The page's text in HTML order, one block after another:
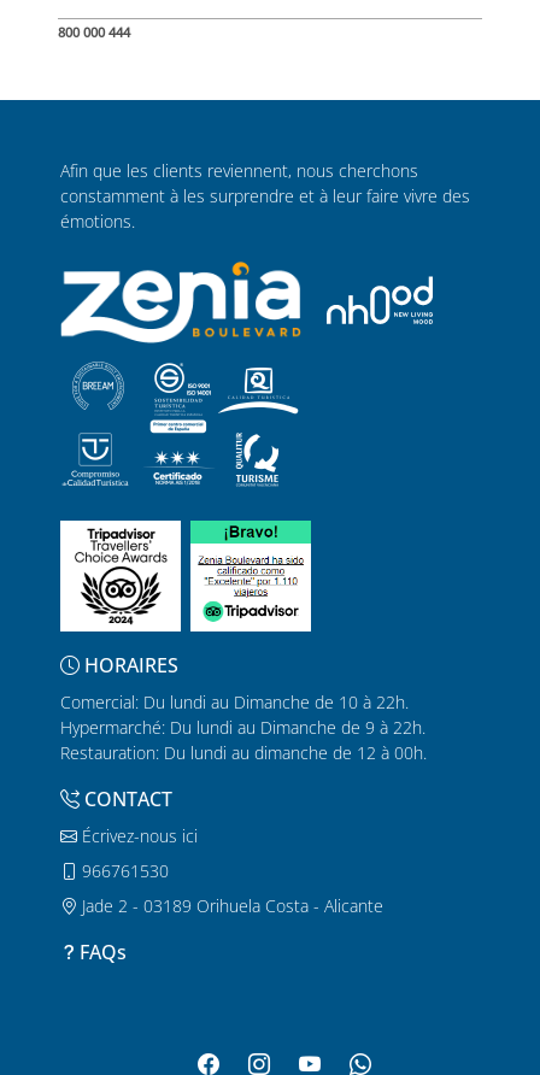
800 000 444
Afin que les clients reviennent, nous cherchons
constamment à les surprendre et à leur faire vivre des
émotions.
HORAIRES
Comercial: Du lundi au Dimanche de 10 à 22h.
Hypermarché: Du lundi au Dimanche de 9 à 22h.
Restauration: Du lundi au dimanche de 12 à 00h.
CONTACT
Écrivez-nous ici
966761530
Jade 2 - 03189 Orihuela Costa - Alicante
FAQs